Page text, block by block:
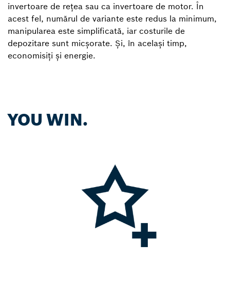
invertoare de rețea sau ca invertoare de motor. În
acest fel, numărul de variante este redus la minimum,
manipularea este simplificată, iar costurile de
depozitare sunt micșorate. Și, în același timp,
economisiți și energie.
YOU WIN.